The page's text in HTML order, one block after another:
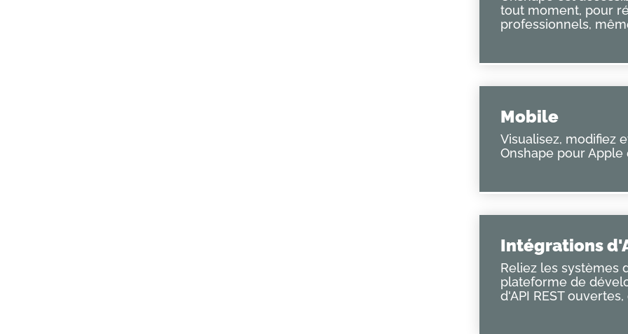
tout moment, pour
professionnels,
Mobile
Visualisez, modifiez
Onshape pour Apple
Intégrations
Reliez les systèmes
plateforme de
d'API REST